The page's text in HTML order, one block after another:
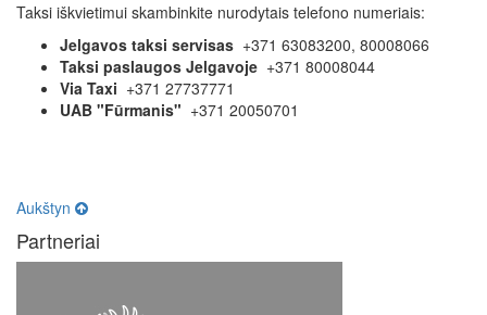
Taksi iškvietimui skambinkite nurodytais telefono numeriais:
Jelgavos taksi servisas +371 63083200, 80008066
Taksi paslaugos Jelgavoje +371 80008044
Via Taxi +371 27737771
UAB "Fūrmanis" +371 20050701
Aukštyn
Partneriai